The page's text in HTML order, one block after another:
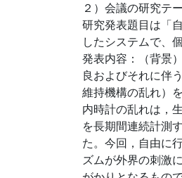
２）会議の研究テ
研究発表題目は「
したシステムで、
発表内容：（背景
良およびそれに伴
維持機構の乱れ）
内時計の乱れは，
を長期間連続計測
た。今回，自由に
ズムが外界の刺激